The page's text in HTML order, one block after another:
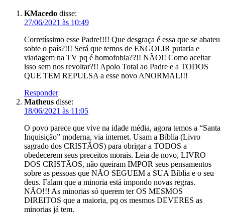
KMacedo disse:
27/06/2021 às 10:49
Corretíssimo esse Padre!!!! Que desgraça é essa que se abateu
sobte o país?!!! Será que temos de ENGOLIR putaria e
viadagem na TV pq é homofobia??!! NÃO!! Como aceitar
isso sem nos revoltar?!! Apoio Total ao Padre e a TODOS
QUE TEM REPULSA a esse novo ANORMAL!!!
Responder
Matheus disse:
18/06/2021 às 11:05
O povo parece que vive na idade média, agora temos a “Santa
Inquisição” moderna, via internet. Usam a Bíblia (Livro
sagrado dos CRISTÃOS) para obrigar a TODOS a
obedecerem seus preceitos morais. Leia de novo, LIVRO
DOS CRISTÃOS, não queiram IMPOR seus pensamentos
sobre as pessoas que NÃO SEGUEM a SUA Bíblia e o seu
deus. Falam que a minoria está impondo novas regras.
NÃO!!! As minorias só querem ter OS MESMOS
DIREITOS que a maioria, pq os mesmos DEVERES as
minorias já tem.